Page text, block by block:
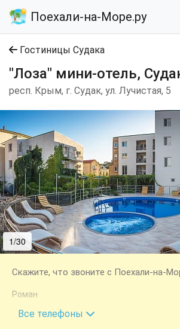
Поехали-на-Море.ру
Гостиницы Судака
"Лоза" мини-отель,
респ. Крым, г. Судак, ул. Лучистая, 5
1/30
Скажите, что звоните с Поехали-на-
Роман
+7 (978) 790-90-51
Все телефоны